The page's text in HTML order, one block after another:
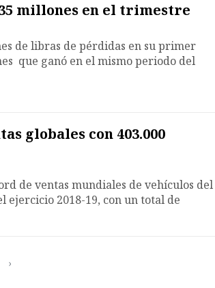
millones en el trimestre
de libras de pérdidas en su primer
que ganó en el mismo periodo del
globales con 403.000
de ventas mundiales de vehículos del
2018-19, con un total de
›